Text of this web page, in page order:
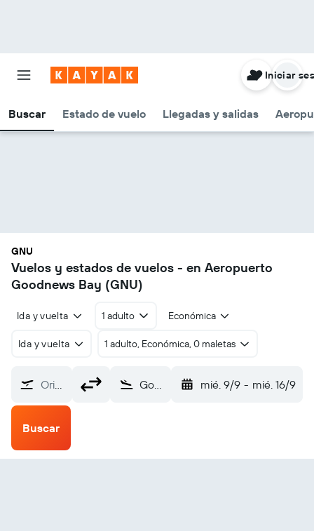
Buscar Estado de vuelo Llegadas y salidas
Iniciar
GNU
Vuelos y estados de vuelos - en Aeropuerto
Goodnews Bay (GNU)
Ida y vuelta 1 adulto Económica
Ida y vuelta 1 adulto, Económica, 0 maletas
Origen Goodnews Bay (GNU) mié. 9/9 - mié. 16/9
Buscar